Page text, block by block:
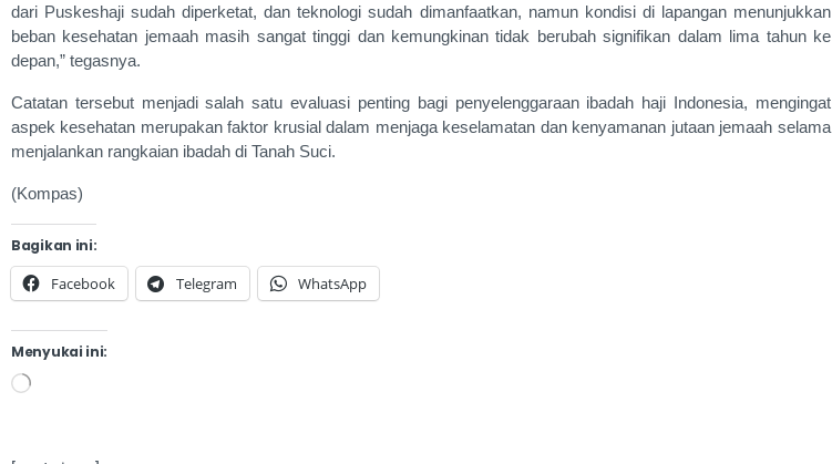
dari Puskeshaji sudah diperketat, dan teknologi sudah dimanfaatkan, namun kondisi di lapangan menunjukkan
beban kesehatan jemaah masih sangat tinggi dan kemungkinan tidak berubah signifikan dalam lima tahun ke
depan,” tegasnya.
Catatan tersebut menjadi salah satu evaluasi penting bagi penyelenggaraan ibadah haji Indonesia, mengingat
aspek kesehatan merupakan faktor krusial dalam menjaga keselamatan dan kenyamanan jutaan jemaah selama
menjalankan rangkaian ibadah di Tanah Suci.
(Kompas)
Bagikan ini:
Facebook Telegram WhatsApp
Menyukai ini: